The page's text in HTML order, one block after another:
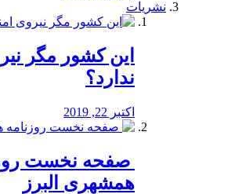
نشریات
این کشور مگر
ندارد؟
اکتبر 22, 2019
صفحه نخست
همشهری البرز